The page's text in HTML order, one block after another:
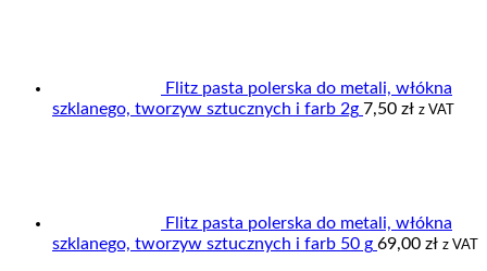
Flitz pasta polerska do metali, włókna
szklanego, tworzyw sztucznych i farb 2g 7,50 zł z VAT
Flitz pasta polerska do metali, włókna
szklanego, tworzyw sztucznych i farb 50 g 69,00 zł z VAT